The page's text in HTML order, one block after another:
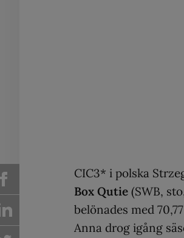
CIC3* i polska
Box Qutie (SWB,
belönades med
Anna drog igång